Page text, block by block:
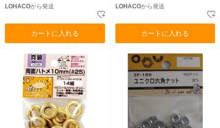
LOHACOから発送
カートに入れる
LOHACOから発送
カートに入れる